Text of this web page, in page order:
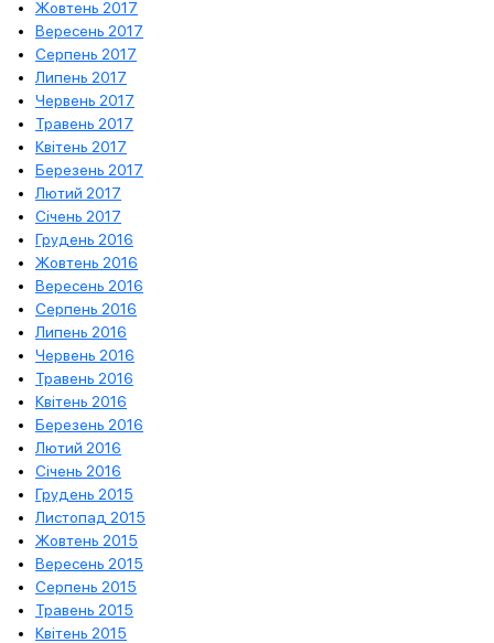
Жовтень 2017
Вересень 2017
Серпень 2017
Липень 2017
Червень 2017
Травень 2017
Квітень 2017
Березень 2017
Лютий 2017
Січень 2017
Грудень 2016
Жовтень 2016
Вересень 2016
Серпень 2016
Липень 2016
Червень 2016
Травень 2016
Квітень 2016
Березень 2016
Лютий 2016
Січень 2016
Грудень 2015
Листопад 2015
Жовтень 2015
Вересень 2015
Серпень 2015
Травень 2015
Квітень 2015